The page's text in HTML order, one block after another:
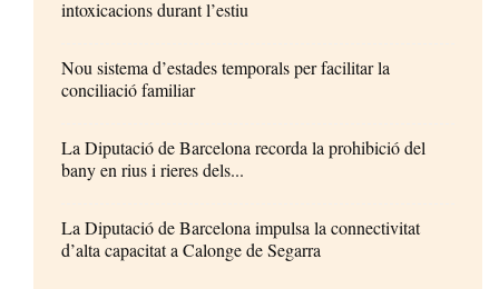
intoxicacions durant l’estiu
Nou sistema d’estades temporals per facilitar la
conciliació familiar
La Diputació de Barcelona recorda la prohibició del
bany en rius i rieres dels...
La Diputació de Barcelona impulsa la connectivitat
d’alta capacitat a Calonge de Segarra